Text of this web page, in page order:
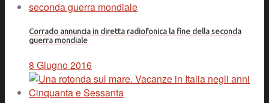
Corrado annuncia in diretta radiofonica la fine della seconda
guerra mondiale
8 Giugno 2016